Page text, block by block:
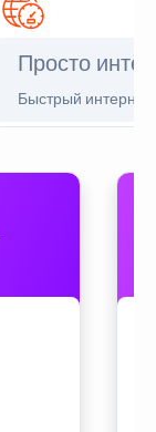
Просто
Быстрый интернет